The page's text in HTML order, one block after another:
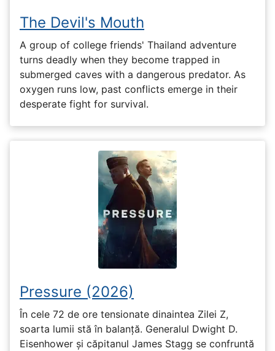
The Devil's Mouth
A group of college friends' Thailand adventure
turns deadly when they become trapped in
submerged caves with a dangerous predator. As
oxygen runs low, past conflicts emerge in their
desperate fight for survival.
Pressure (2026)
În cele 72 de ore tensionate dinaintea Zilei Z,
soarta lumii stă în balanță. Generalul Dwight D.
Eisenhower și căpitanul James Stagg se confruntă